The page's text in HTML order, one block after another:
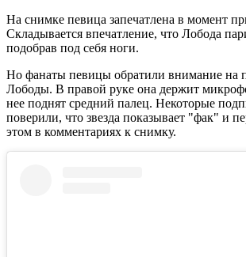
На снимке певица запечатлена в момент
Складывается впечатление, что Лобода
подобрав под себя ноги.
Но фанаты певицы обратили внимание на
Лободы. В правой руке она держит
нее поднят средний палец. Некоторые
поверили, что звезда показывает "фак" и
этом в комментариях к снимку.